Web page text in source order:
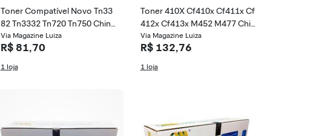
Toner Compatível Novo Tn33
82 Tn3332 Tn720 Tn750 China
mate
Via Magazine Luiza
R$ 81,70
1 loja
Toner 410X Cf410x Cf411x Cf
412x Cf413x M452 M477 Chin
amate
Via Magazine Luiza
R$ 132,76
1 loja